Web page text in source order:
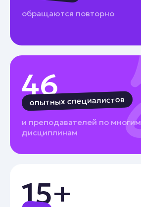
обращаются повторно
46
опытных специалистов
и преподавателей по многим
дисциплинам
15+